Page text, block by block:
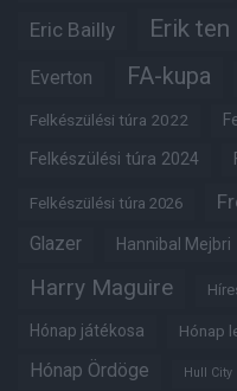
Eric Bailly Erik ten
Everton FA-kupa
Felkészülési túra 2022
Felkészülési túra 2024
Felkészülési túra 2026
Glazer Hannibal Mejbri
Harry Maguire
Hónap játékosa Hónap
Hónap Ördöge Hull City